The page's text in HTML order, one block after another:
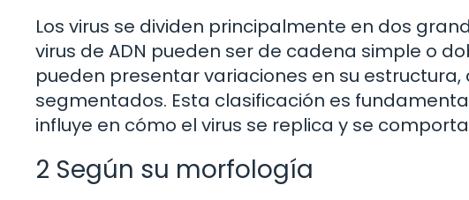
Los virus se dividen principalmente en dos
virus de ADN pueden ser de cadena simple o
pueden presentar variaciones en su
segmentados. Esta clasificación es
influye en cómo el virus se replica y se
2 Según su morfología